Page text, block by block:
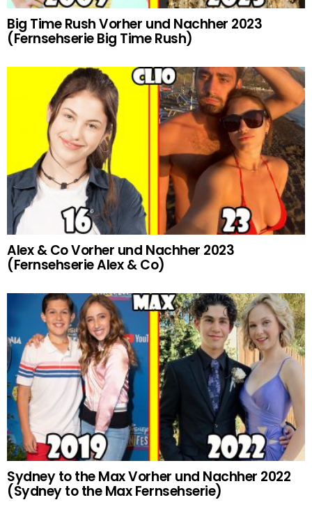
Big Time Rush Vorher und Nachher 2023
(Fernsehserie Big Time Rush)
Alex & Co Vorher und Nachher 2023
(Fernsehserie Alex & Co)
Sydney to the Max Vorher und Nachher 2022
(Sydney to the Max Fernsehserie)